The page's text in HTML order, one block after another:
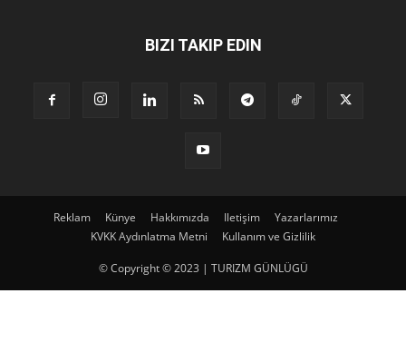
BIZI TAKIP EDIN
Reklam Künye Hakkımızda Iletişim
Yazarlarımız
KVKK Aydınlatma Metni
Kullanım ve Gizlilik
© Copyright © 2023 | TURIZM GÜNLÜGÜ